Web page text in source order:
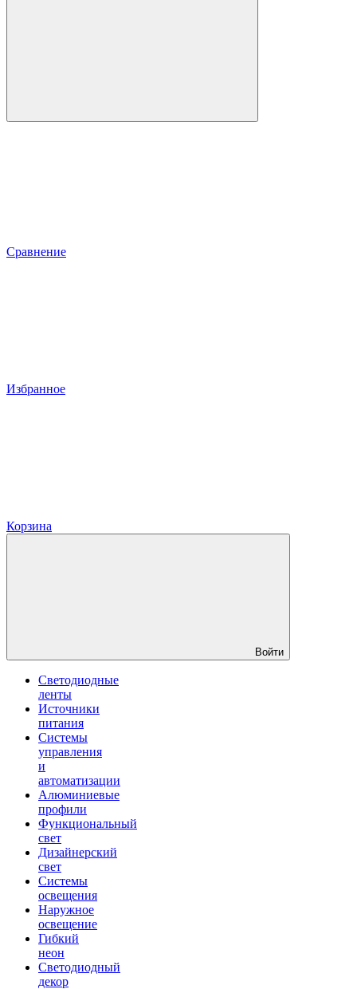
Сравнение
Избранное
Корзина
Войти
Светодиодные
ленты
Источники
питания
Системы
управления
и
автоматизации
Алюминиевые
профили
Функциональный
свет
Дизайнерский
свет
Системы
освещения
Наружное
освещение
Гибкий
неон
Светодиодный
декор